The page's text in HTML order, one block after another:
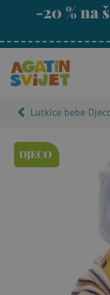
-20 % na
Lutkice bebe
DJECO